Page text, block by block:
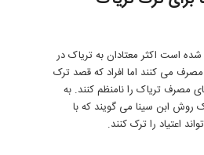
است اکثر معتادان به تریاک در
می کنند اما افراد که قصد ترک
مصرف تریاک را نامنظم کنند. به
روش ابن سینا می گویند که با
اعتیاد را ترک کنند.